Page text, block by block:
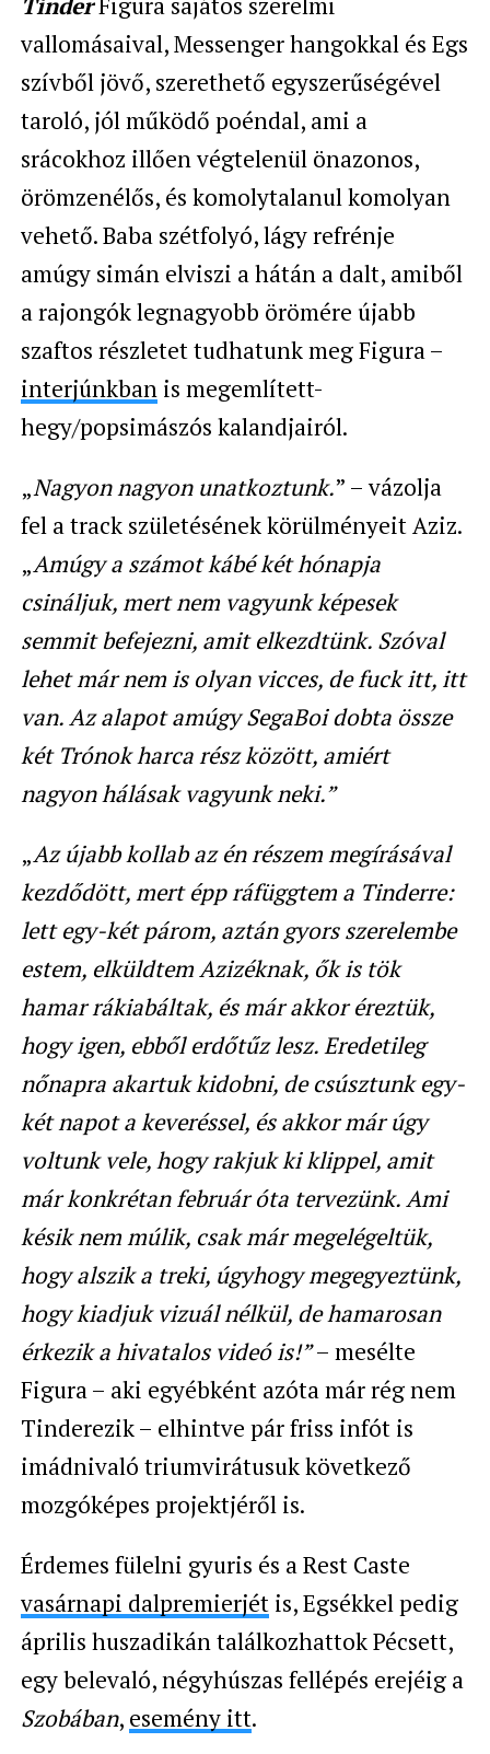
vallomásaival, Messenger hangokkal és Egs
szívből jövő, szerethető egyszerűségével
taroló, jól működő poéndal, ami a
srácokhoz illően végtelenül önazonos,
örömzenélős, és komolytalanul komolyan
vehető. Baba szétfolyó, lágy refrénje
amúgy simán elviszi a hátán a dalt, amiből
a rajongók legnagyobb örömére újabb
szaftos részletet tudhatunk meg Figura –
interjúnkbanis megemlített-
hegy/popsimászós kalandjairól.
„Nagyon nagyon unatkoztunk.” – vázolja
fel a track születésének körülményeit Aziz.
„Amúgy a számot kábé két hónapja
csináljuk, mert nem vagyunk képesek
semmit befejezni, amit elkezdtünk. Szóval
lehet már nem is olyan vicces, de fuck itt, itt
van. Az alapot amúgy SegaBoi dobta össze
két Trónok harca rész között, amiért
nagyon hálásak vagyunk neki.”
„Az újabb kollab az én részem megírásával
kezdődött, mert épp ráfüggtem a Tinderre:
lett egy-két párom, aztán gyors szerelembe
estem, elküldtem Azizéknak, ők is tök
hamar rákiabáltak, és már akkor éreztük,
hogy igen, ebből erdőtűz lesz. Eredetileg
nőnapra akartuk kidobni, de csúsztunk egy-
két napot a keveréssel, és akkor már úgy
voltunk vele, hogy rakjuk ki klippel, amit
már konkrétan február óta tervezünk. Ami
késik nem múlik, csak már megelégeltük,
hogy alszik a treki, úgyhogy megegyeztünk,
hogy kiadjuk vizuál nélkül, de hamarosan
érkezik a hivatalos videó is!”– mesélte
Figura – aki egyébként azóta már rég nem
Tinderezik – elhintve pár friss infót is
imádnivaló triumvirátusuk következő
mozgóképes projektjéről is.
Érdemes fülelni gyuris és a Rest Caste
vasárnapi dalpremierjétis, Egsékkel pedig
április huszadikán találkozhattok Pécsett,
egy belevaló, négyhúszas fellépés erejéig a
Szobában, esemény itt.